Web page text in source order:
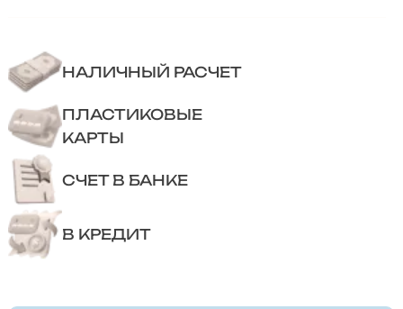
НАЛИЧНЫЙ РАСЧЕТ
ПЛАСТИКОВЫЕ
КАРТЫ
СЧЕТ В БАНКЕ
В КРЕДИТ